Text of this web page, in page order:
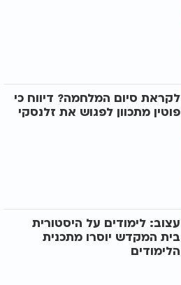
לקראת סיום המלחמה? דיווח כי
פוטין מתכוון לפגוש את זלנסקי
עצוב: לימודים על היסטורית
בית המקדש יוסרו מתכנית
הלימודים